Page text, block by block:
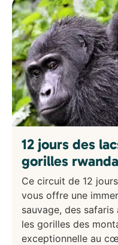
12 jours des
gorilles
Ce circuit de 12
vous offre une
sauvage, des
les gorilles des
exceptionnelle au